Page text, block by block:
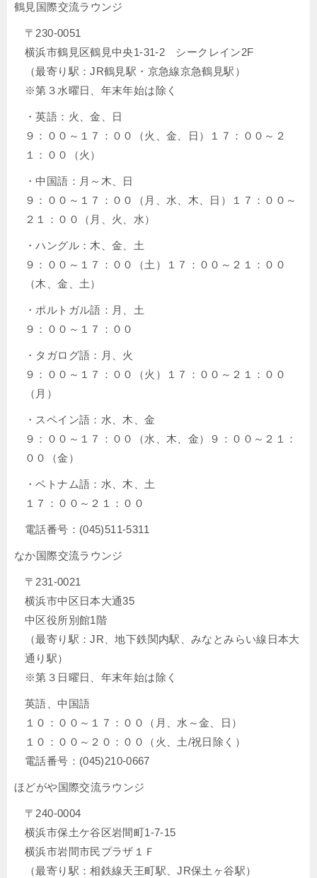
鶴見国際交流ラウンジ
〒230-0051
横浜市鶴見区鶴見中央1-31-2 シークレイン2F
（最寄り駅：JR鶴見駅・京急線京急鶴見駅）
※第３水曜日、年末年始は除く
・英語：火、金、日
９：００～１７：００（火、金、日）１７：００～２
１：００（火）
・中国語：月～木、日
９：００～１７：００（月、水、木、日）１７：００～
２１：００（月、火、水）
・ハングル：木、金、土
９：００～１７：００（土）１７：００～２１：００
（木、金、土）
・ポルトガル語：月、土
９：００～１７：００
・タガログ語：月、火
９：００～１７：００（火）１７：００～２１：００
（月）
・スペイン語：水、木、金
９：００～１７：００（水、木、金）９：００～２１：
００（金）
・ベトナム語：水、木、土
１７：００～２１：００
電話番号：(045)511-5311
なか国際交流ラウンジ
〒231-0021
横浜市中区日本大通35
中区役所別館1階
（最寄り駅：JR、地下鉄関内駅、みなとみらい線日本大
通り駅）
※第３日曜日、年末年始は除く
英語、中国語
１０：００～１７：００（月、水～金、日）
１０：００～２０：００（火、土/祝日除く）
電話番号：(045)210-0667
ほどがや国際交流ラウンジ
〒240-0004
横浜市保土ケ谷区岩間町1-7-15
横浜市岩間市民プラザ１Ｆ
（最寄り駅：相鉄線天王町駅、JR保土ヶ谷駅）